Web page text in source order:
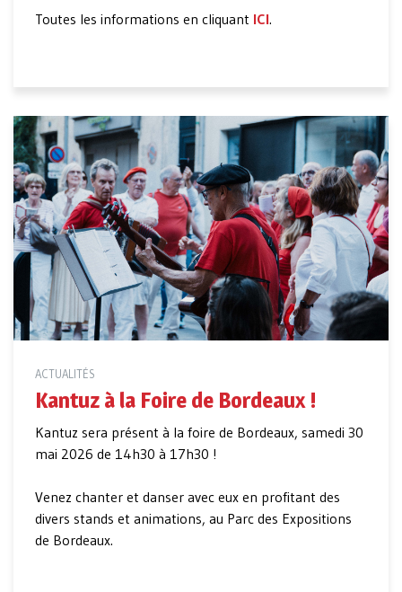
Toutes les informations en cliquant ICI.
ACTUALITÉS
Kantuz à la Foire de Bordeaux !
Kantuz sera présent à la foire de Bordeaux, samedi 30
mai 2026 de 14h30 à 17h30 !
Venez chanter et danser avec eux en profitant des
divers stands et animations, au Parc des Expositions
de Bordeaux.